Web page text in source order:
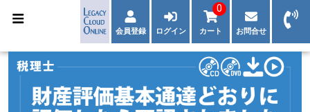
会員登録 ログイン カート
0
お問合せ